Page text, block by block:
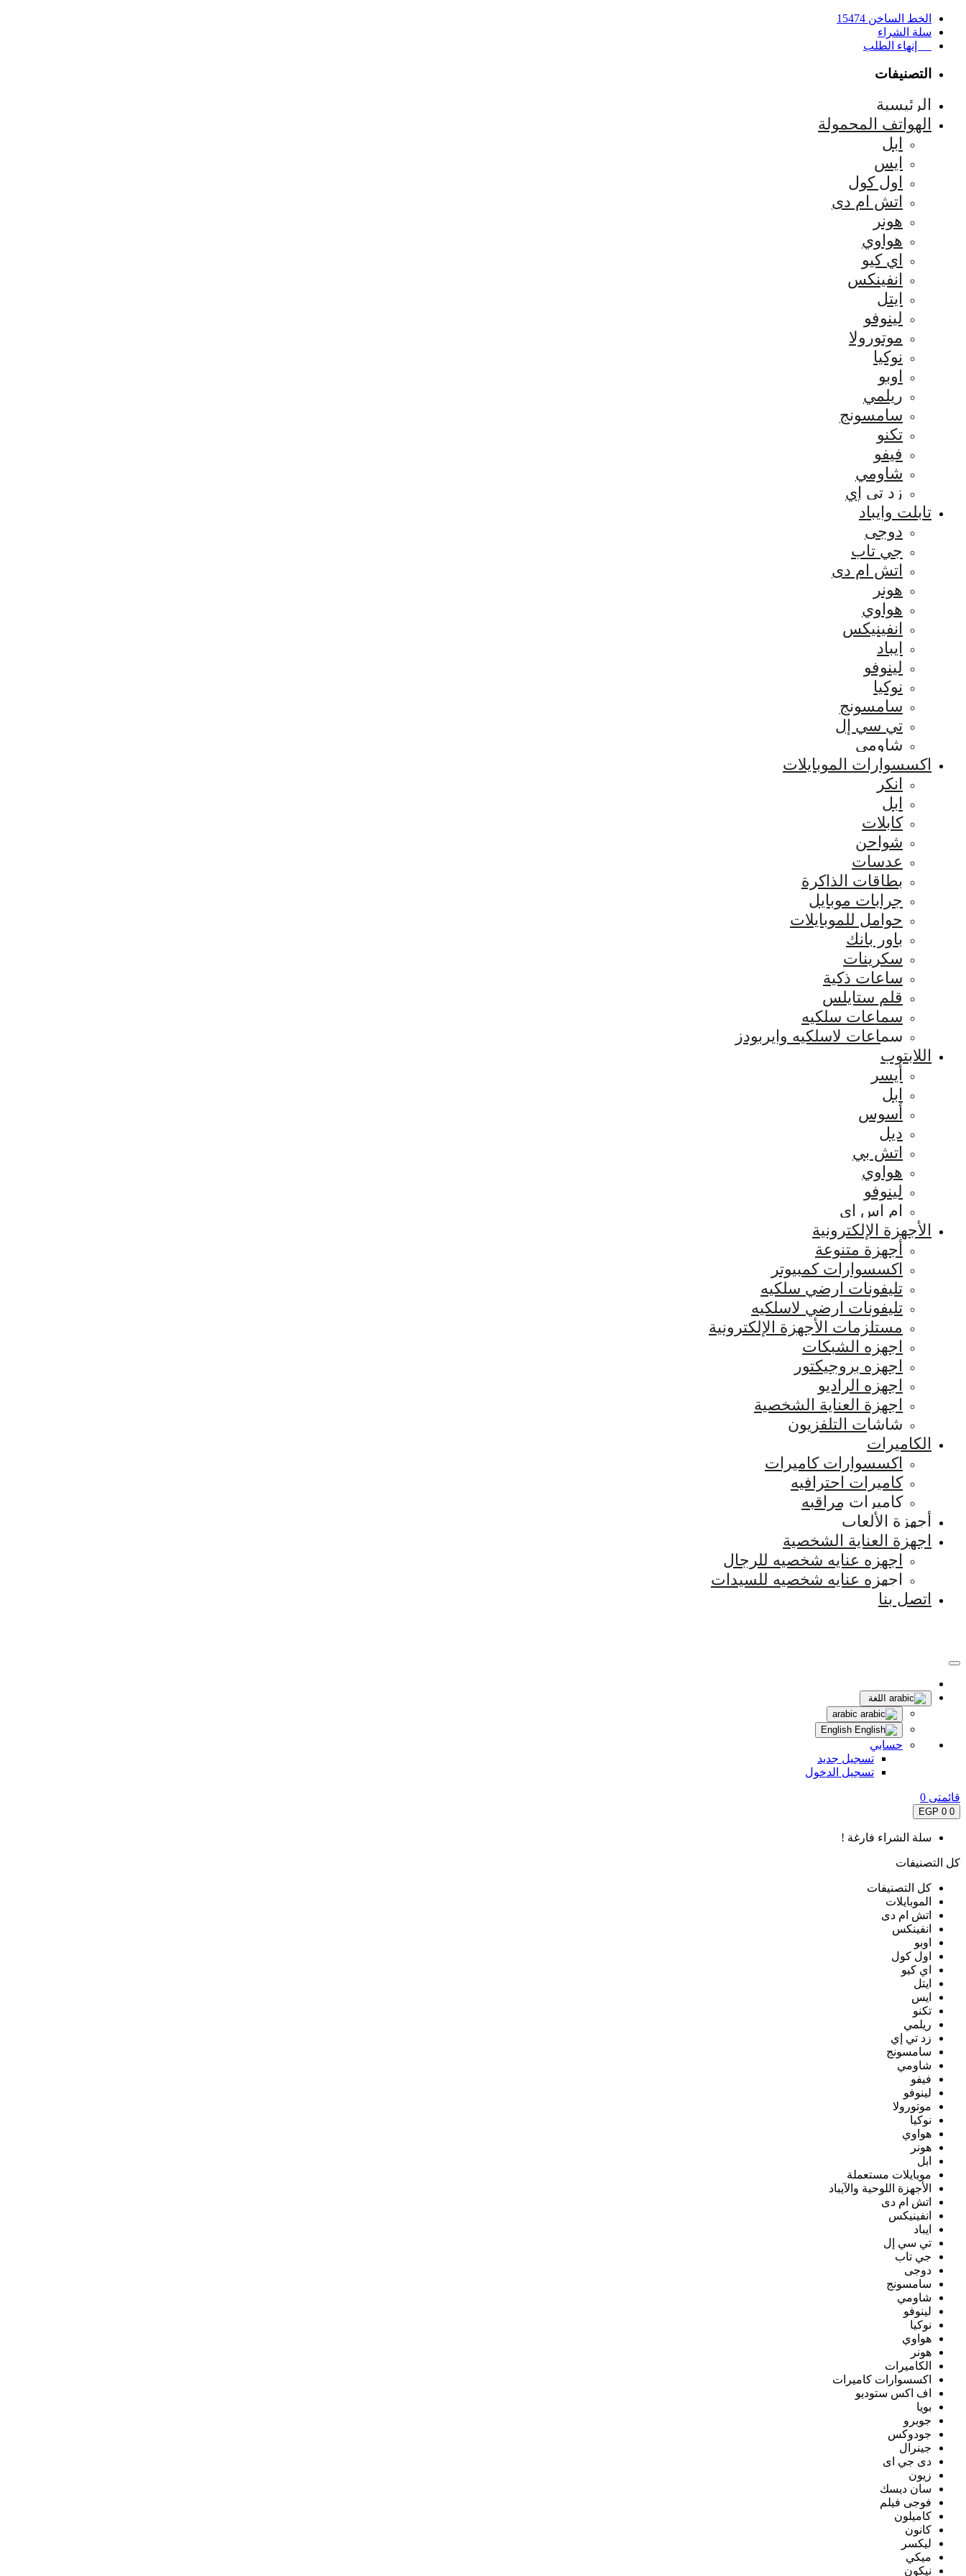
الخط الساخن 15474
سلة الشراء
إنهاء الطلب
التصنيفات
الرئيسية
الهواتف المحمولة
ابل
ايس
اول كول
اتش ام دى
هونر
هواوي
اي كيو
انفينكس
ايتل
لينوفو
موتورولا
نوكيا
اوبو
ريلمي
سامسونج
تكنو
فيفو
شاومي
زد تي إي
تابلت وايباد
دوجى
جي تاب
اتش ام دى
هونر
هواوي
انفينيكس
ايباد
لينوفو
نوكيا
سامسونج
تي سي إل
شاومي
اكسسوارات الموبايلات
انكر
ابل
كابلات
شواحن
عدسات
بطاقات الذاكرة
جرابات موبايل
حوامل للموبايلات
باور بانك
سكرينات
ساعات ذكية
قلم ستايلس
سماعات سلكيه
سماعات لاسلكيه وايربودز
اللابتوب
أيسر
ابل
أسوس
ديل
اتش بي
هواوي
لينوفو
ام اس اي
الأجهزة الإلكترونية
أجهزة متنوعة
اكسسوارات كمبيوتر
تليفونات ارضي سلكيه
تليفونات ارضي لاسلكيه
مستلزمات الأجهزة الإلكترونية
اجهزه الشبكات
اجهزه بروجيكتور
اجهزه الراديو
اجهزة العناية الشخصية
شاشات التلفزيون
الكاميرات
اكسسوارات كاميرات
كاميرات احترافيه
كاميرات مراقبه
أجهزة الألعاب
اجهزة العناية الشخصية
اجهزه عنايه شخصيه للرجال
اجهزه عنايه شخصيه للسيدات
اتصل بنا
اللغة
حسابي
تسجيل جديد
تسجيل الدخول
قائمتى 0
0
0 EGP
سلة الشراء فارغة !
كل التصنيفات
كل التصنيفات
الموبايلات
اتش ام دى
انفينكس
اوبو
اول كول
اي كيو
ايتل
ايس
تكنو
ريلمي
زد تي إي
سامسونج
شاومي
فيفو
لينوفو
موتورولا
نوكيا
هواوي
هونر
ابل
موبايلات مستعملة
الأجهزة اللوحية والآيباد
اتش ام دى
انفينيكس
ايباد
تي سي إل
جي تاب
دوجى
سامسونج
شاومي
لينوفو
نوكيا
هواوي
هونر
الكاميرات
اكسسوارات كاميرات
اف اكس ستوديو
بويا
جوبرو
جودوكس
جينرال
دى جي اى
زيون
سان ديسك
فوجى فيلم
كاميلون
كانون
ليكسر
ميكي
نيكون